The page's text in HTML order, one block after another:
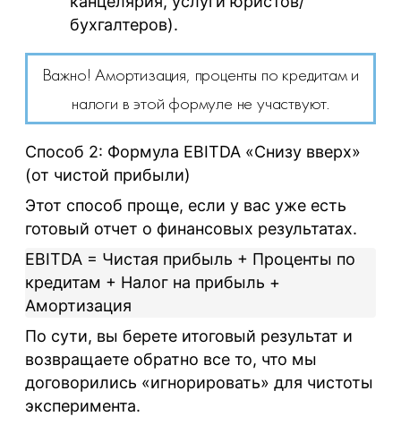
бухгалтеров).
Важно! Амортизация, проценты по кредитам и
налоги в этой формуле не участвуют.
Способ 2: Формула EBITDA «Снизу вверх»
(от чистой прибыли)
Этот способ проще, если у вас уже есть
готовый отчет о финансовых результатах.
EBITDA = Чистая прибыль + Проценты по
кредитам + Налог на прибыль +
Амортизация
По сути, вы берете итоговый результат и
возвращаете обратно все то, что мы
договорились «игнорировать» для чистоты
эксперимента.